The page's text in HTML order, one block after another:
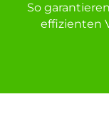
So
effizienten